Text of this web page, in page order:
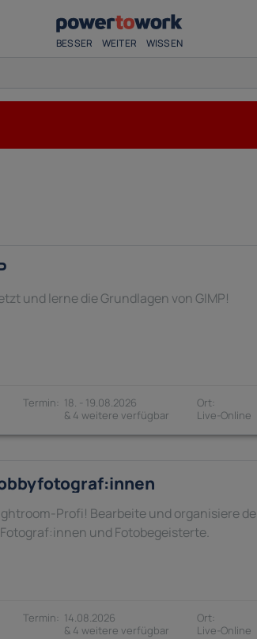
BESSER WEITER WISSEN
und lerne die Grundlagen von GIMP!
18. - 19.08.2026
& 4 weitere verfügbar
Profi! Bearbeite und organisiere
und Fotobegeisterte.
14.08.2026
& 4 weitere verfügbar